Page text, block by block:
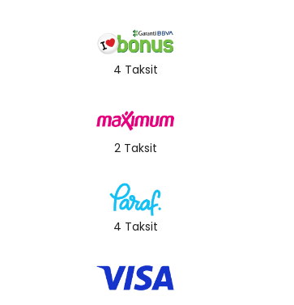
4 Taksit
2 Taksit
4 Taksit